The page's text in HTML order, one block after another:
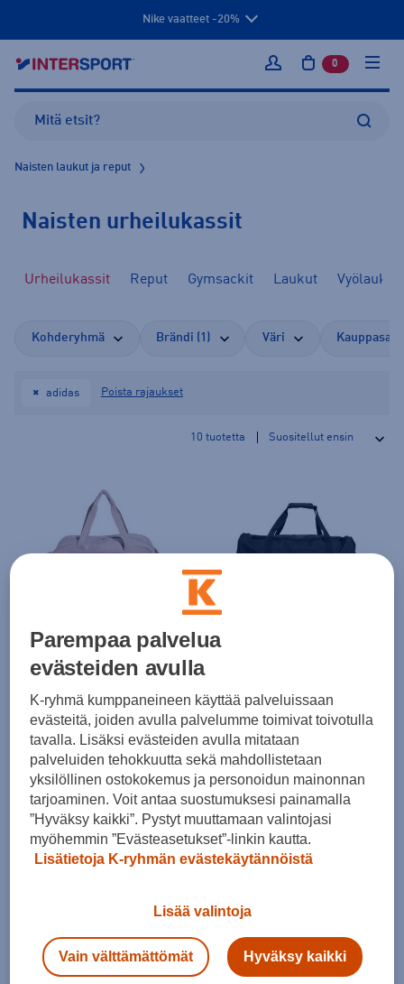
Nike vaatteet -20%
Kirjaudu sisään
0 tuotetta
Naisten laukut ja reput
Naisten urheilukassit
Urheilukassit Reput Gymsackit Laukut Vyölaukut
Kohderyhmä Brändi (1) Väri
✖ adidas Poista rajaukset
10 tuotetta
Woman Defender Duffle S - naisten urheilukassi
(0)
38,00 € 38,00 €
-20%
4athlts Duf M - naisten urheilukassi
39,99 €
Norm. hinta:50€
38,00 €
Parempaa palvelua
evästeiden avulla
K-ryhmä kumppaneineen käyttää palveluissaan
evästeitä, joiden avulla palvelumme toimivat toivotulla
tavalla. Lisäksi evästeiden avulla mitataan
palveluiden tehokkuutta sekä mahdollistetaan
yksilöllinen ostokokemus ja personoidun mainonnan
tarjoaminen. Voit antaa suostumuksesi painamalla
”Hyväksy kaikki”. Pystyt muuttamaan valintojasi
myöhemmin ”Evästeasetukset”-linkin kautta.
Lisätietoja K-ryhmän evästekäytännöistä
Lisää valintoja
Vain välttämättömät Hyväksy kaikki